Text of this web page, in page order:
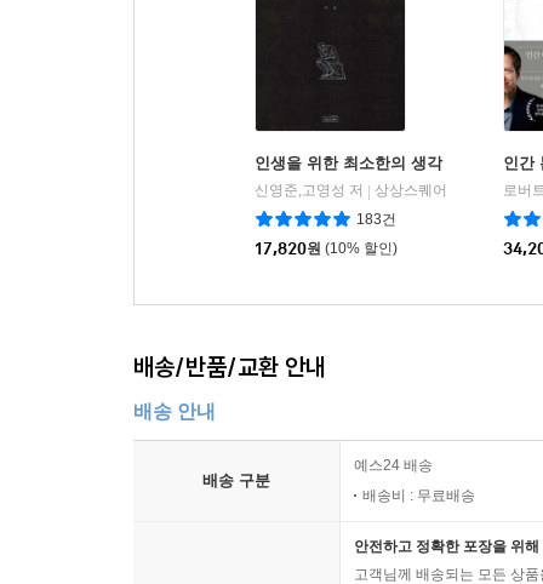
인생을 위한 최소한의 생각
신영준,고영성 저
상상스퀘어
183건
17,820원 (10% 할인)
인간
로버
배송/반품/교환 안내
배송 안내
배송 구분
예스24 배송
배송비 : 무료배송
안전하고 정확한 포장을 위
고객님께 배송되는 모든 상